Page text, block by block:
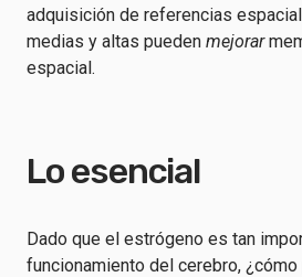
adquisición de referencias
medias y altas pueden mejorar
espacial.
Lo esencial
Dado que el estrógeno es tan
funcionamiento del cerebro,